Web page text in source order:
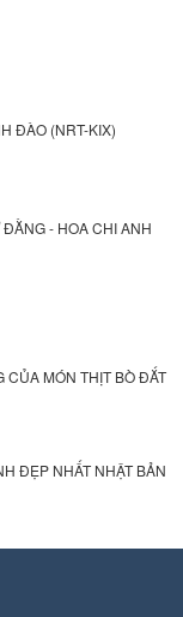
ĐÀO (NRT-KIX)
- HOA CHI ANH
CỦA MÓN THỊT BÒ ĐẮT
ĐẸP NHẤT NHẬT BẢN